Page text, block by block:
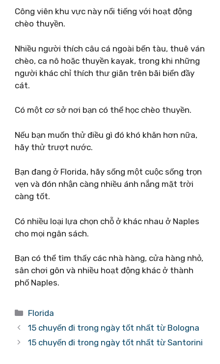
Công viên khu vực này nổi tiếng với hoạt động
chèo thuyền.
Nhiều người thích câu cá ngoài bến tàu, thuê ván
chèo, ca nô hoặc thuyền kayak, trong khi những
người khác chỉ thích thư giãn trên bãi biển đầy
cát.
Có một cơ sở nơi bạn có thể học chèo thuyền.
Nếu bạn muốn thử điều gì đó khó khăn hơn nữa,
hãy thử trượt nước.
Bạn đang ở Florida, hãy sống một cuộc sống trọn
vẹn và đón nhận càng nhiều ánh nắng mặt trời
càng tốt.
Có nhiều loại lựa chọn chỗ ở khác nhau ở Naples
cho mọi ngân sách.
Bạn có thể tìm thấy các nhà hàng, cửa hàng nhỏ,
sân chơi gôn và nhiều hoạt động khác ở thành
phố Naples.
Danh
mục
Florida
15 chuyến đi trong ngày tốt nhất từ ​​Bologna
15 chuyến đi trong ngày tốt nhất từ ​​Santorini